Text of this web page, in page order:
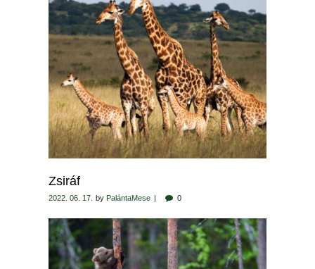
Zsiráf
2022. 06. 17. by PalántaMese 0